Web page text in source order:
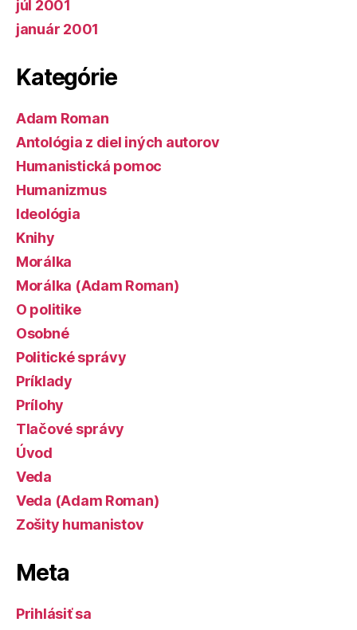
júl 2001
január 2001
Kategórie
Adam Roman
Antológia z diel iných autorov
Humanistická pomoc
Humanizmus
Ideológia
Knihy
Morálka
Morálka (Adam Roman)
O politike
Osobné
Politické správy
Príklady
Prílohy
Tlačové správy
Úvod
Veda
Veda (Adam Roman)
Zošity humanistov
Meta
Prihlásiť sa